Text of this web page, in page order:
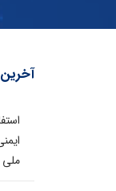
آخرین
ملی